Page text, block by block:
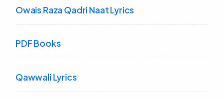
Owais Raza Qadri Naat Lyrics
PDF Books
Qawwali Lyrics